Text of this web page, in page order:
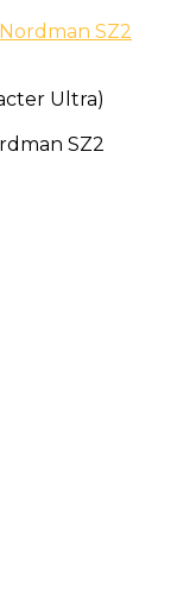
Nordman SZ2
Ultra)
SZ2